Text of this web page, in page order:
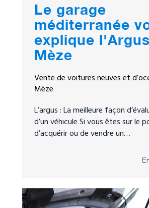
Le garage
méditerranée
explique
Mèze
Vente de voitures neuves et
Mèze
L’argus : La meilleure façon
d’un véhicule Si vous êtes sur le
d’acquérir ou de vendre un…